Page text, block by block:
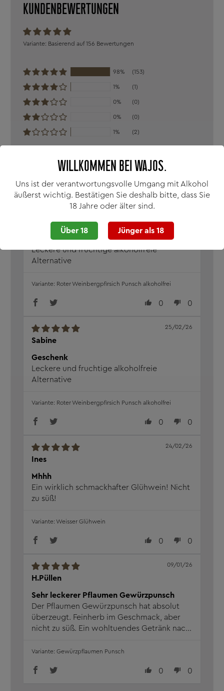
WILLKOMMEN BEI WAJOS.
Uns ist der verantwortungsvolle Umgang mit Alkohol
äußerst wichtig. Bestätigen Sie deshalb bitte, dass Sie
18 Jahre oder älter sind.
Über 18 Jünger als 18
Allgemeinen FAQ
KUNDENBEWERTUNGEN
Basierend auf 156 Bewertungen
98% (153)
1% (1)
0% (0)
0% (0)
1% (2)
Sabine
Geschenk
Leckere und fruchtige alkoholfreie
Alternative
0 0
Roter Weinbergpfirsich Punsch alkoholfrei
Sabine
25/02/26
Geschenk
Leckere und fruchtige alkoholfreie
Alternative
0 0
Roter Weinbergpfirsich Punsch alkoholfrei
Ines
24/02/26
Mhhh
Ein wirklich schmackhafter Glühwein! Nicht
zu süß!
0 0
Weisser Glühwein
H.Püllen
09/01/26
Sehr leckerer Pflaumen Gewürzpunsch
Der Pflaumen Gewürzpunsch hat absolut
überzeugt. Feinherb im Geschmack, aber
nicht zu süß. Ein wohltuendes Getränk nach
0 0
Gewürzpflaumen Punsch